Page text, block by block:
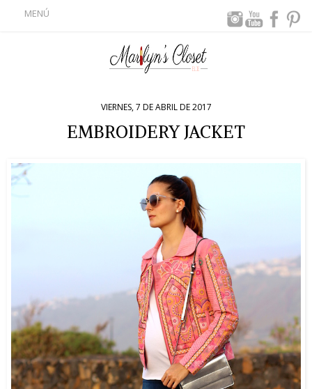
MENÚ
VIERNES, 7 DE ABRIL DE 2017
EMBROIDERY JACKET